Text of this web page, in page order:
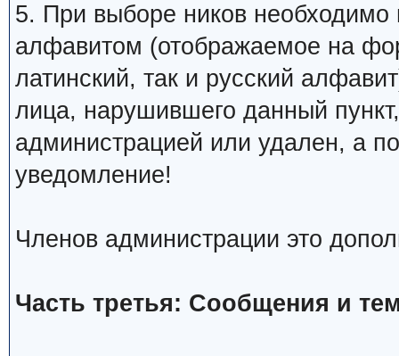
5. При выборе ников необходимо
алфавитом (отображаемое на
латинский, так и русский
лица, нарушившего данный
администрацией или удален, а
уведомление!
Членов администрации это
Часть третья: Сообщения и